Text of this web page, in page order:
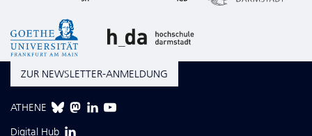
ZUR NEWSLETTER-ANMELDUNG
ATHENE
Digital Hub